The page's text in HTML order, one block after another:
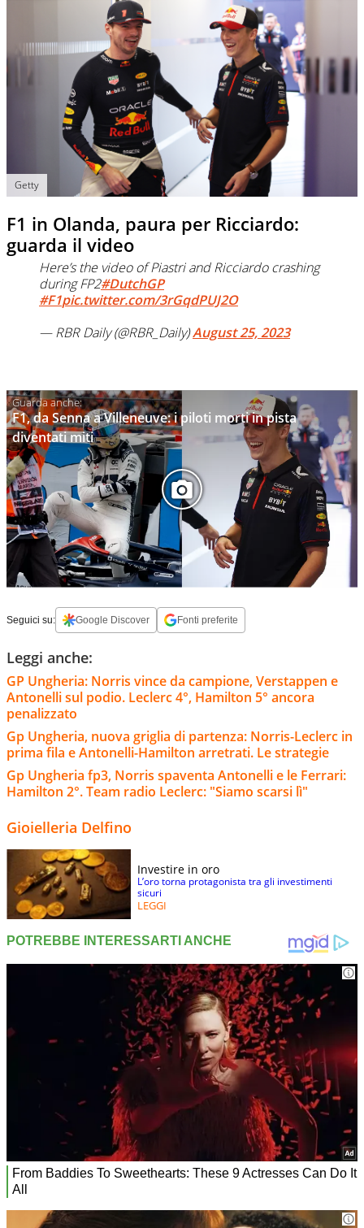
Getty
F1 in Olanda, paura per Ricciardo:
guarda il video
Here’s the video of Piastri and Ricciardo crashing
during FP2#DutchGP
#F1pic.twitter.com/3rGqdPUJ2O
— RBR Daily (@RBR_Daily)August 25, 2023
F1, da Senna a Villeneuve: i piloti morti in pista
diventati miti
Seguici su: Google Discover Fonti preferite
Leggi anche:
GP Ungheria: Norris vince da campione, Verstappen e
Antonelli sul podio. Leclerc 4°, Hamilton 5° ancora
penalizzato
Gp Ungheria, nuova griglia di partenza: Norris-Leclerc in
prima fila e Antonelli-Hamilton arretrati. Le strategie
Gp Ungheria fp3, Norris spaventa Antonelli e le Ferrari:
Hamilton 2°. Team radio Leclerc: "Siamo scarsi lì"
Gioielleria Delfino
Investire in oro
L’oro torna protagonista tra gli investimenti
sicuri
LEGGI